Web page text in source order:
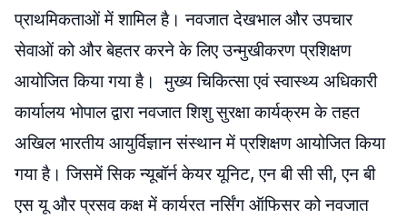
प्राथमिकताओं में शामिल है। नवजात देखभाल और उपचार
सेवाओं को और बेहतर करने के लिए उन्मुखीकरण प्रशिक्षण
आयोजित किया गया है। मुख्य चिकित्सा एवं स्वास्थ्य अधिकारी
कार्यालय भोपाल द्वारा नवजात शिशु सुरक्षा कार्यक्रम के तहत
अखिल भारतीय आयुर्विज्ञान संस्थान में प्रशिक्षण आयोजित किया
गया है। जिसमें सिक न्यूबॉर्न केयर यूनिट, एन बी सी सी, एन बी
एस यू और प्रसव कक्ष में कार्यरत नर्सिंग ऑफिसर को नवजात